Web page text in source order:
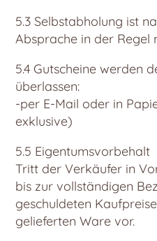
5.3 Selbstabholung ist
Absprache in der Regel
5.4 Gutscheine werden
überlassen:
-per E-Mail oder in
exklusive)
5.5 Eigentumsvorbehalt
Tritt der Verkäufer in
bis zur vollständigen
geschuldeten
gelieferten Ware vor.